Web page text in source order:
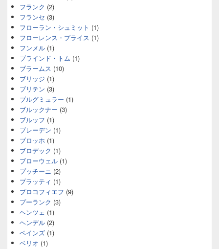
フランク (2)
フランセ (3)
フローラン・シュミット (1)
フローレンス・プライス (1)
フンメル (1)
ブラインド・トム (1)
ブラームス (10)
ブリッジ (1)
ブリテン (3)
ブルグミュラー (1)
ブルックナー (3)
ブルッフ (1)
ブレーデン (1)
ブロッホ (1)
ブロデック (1)
ブローウェル (1)
プッチーニ (2)
プラッティ (1)
プロコフィエフ (9)
プーランク (3)
ヘンツェ (1)
ヘンデル (2)
ベインズ (1)
ベリオ (1)